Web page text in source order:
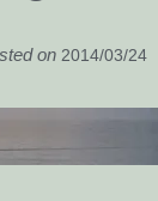
on 2014/03/24